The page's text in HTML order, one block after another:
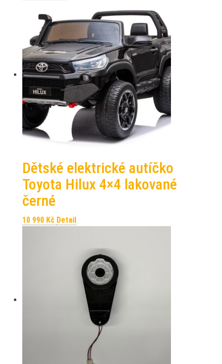
Dětské elektrické autíčko
Toyota Hilux 4×4 lakované
černé
10 990 Kč Detail